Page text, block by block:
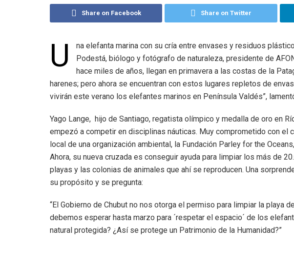
Share on Facebook Share on Twitter
U
na elefanta marina con su cría entre envases y residuos
Podestá, biólogo y fotógrafo de naturaleza, presidente de
hace miles de años, llegan en primavera a las costas de la
harenes; pero ahora se encuentran con estos lugares repletos de
vivirán este verano los elefantes marinos en Península Valdés”,
Yago Lange, hijo de Santiago, regatista olímpico y medalla de oro en
empezó a competir en disciplinas náuticas. Muy comprometido con el
local de una organización ambiental, la Fundación Parley for the
Ahora, su nueva cruzada es conseguir ayuda para limpiar los más de
playas y las colonias de animales que ahí se reproducen. Una
su propósito y se pregunta:
“El Gobierno de Chubut no nos otorga el permiso para limpiar la playa
debemos esperar hasta marzo para ´respetar el espacio´ de los
natural protegida? ¿Así se protege un Patrimonio de la Humanidad?”